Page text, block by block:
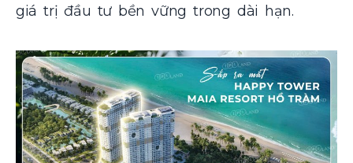
giá trị đầu tư bền vững trong dài hạn.